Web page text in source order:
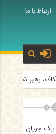
ارتباط با ما
در شکوفایی
یک جریان